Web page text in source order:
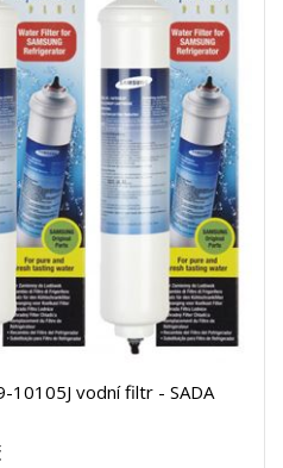
10105J vodní filtr - SADA